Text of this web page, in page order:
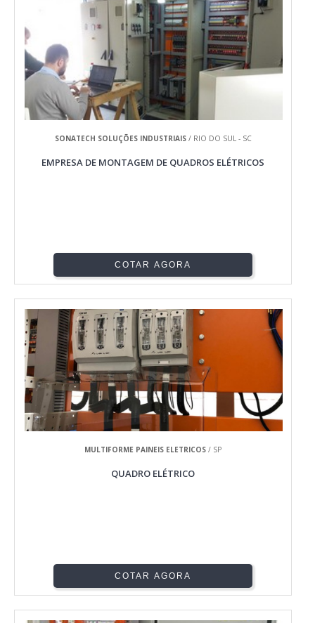
SONATECH SOLUÇÕES INDUSTRIAIS/ RIO DO SUL - SC
EMPRESA DE MONTAGEM DE QUADROS ELÉTRICOS
COTAR AGORA
MULTIFORME PAINEIS ELETRICOS / SP
QUADRO ELÉTRICO
COTAR AGORA